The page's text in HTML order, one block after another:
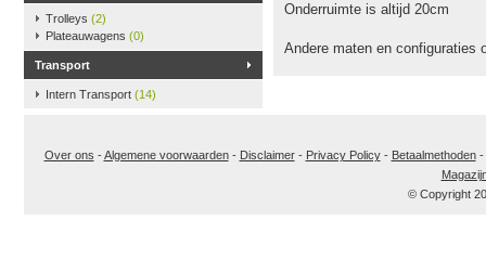
Trolleys (2)
Plateauwagens (0)
Transport
Intern Transport (14)
Onderruimte is altijd 20cm
Andere maten en configuraties
Over ons -Algemene voorwaarden- Disclaimer- Privacy Policy- Betaalmethoden-
© Copyright